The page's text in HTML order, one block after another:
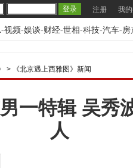
注册 我
-视频-娱谈-财经-世相-科技-汽车-房
> 《北京遇上西雅图》新闻
一特辑 吴秀
人